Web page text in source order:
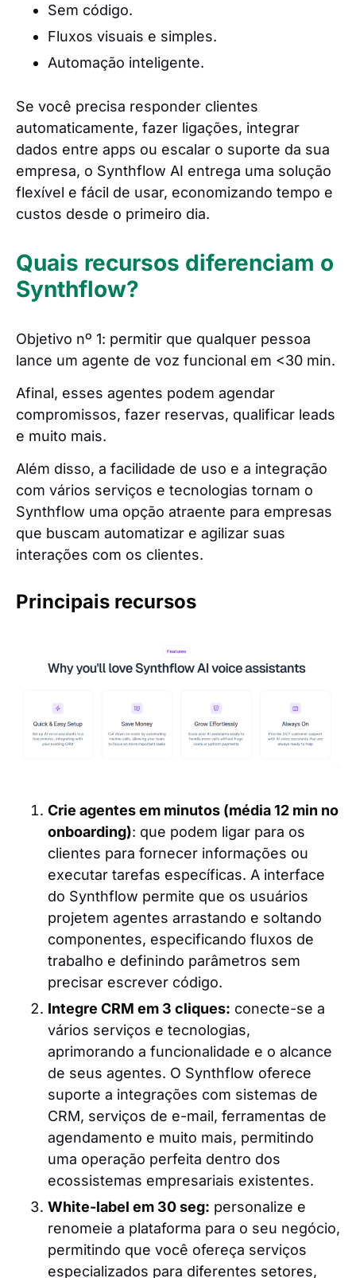
Sem código.
Fluxos visuais e simples.
Automação inteligente.
Se você precisa responder clientes
automaticamente, fazer ligações, integrar
dados entre apps ou escalar o suporte da sua
empresa, o Synthflow AI entrega uma solução
flexível e fácil de usar, economizando tempo e
custos desde o primeiro dia.
Quais recursos diferenciam o
Synthflow?
Objetivo nº 1: permitir que qualquer pessoa
lance um agente de voz funcional em <30 min.
Afinal, esses agentes podem agendar
compromissos, fazer reservas, qualificar leads
e muito mais.
Além disso, a facilidade de uso e a integração
com vários serviços e tecnologias tornam o
Synthflow uma opção atraente para empresas
que buscam automatizar e agilizar suas
interações com os clientes.
Principais recursos
Crie agentes em minutos (média 12 min no
onboarding): que podem ligar para os
clientes para fornecer informações ou
executar tarefas específicas. A interface
do Synthflow permite que os usuários
projetem agentes arrastando e soltando
componentes, especificando fluxos de
trabalho e definindo parâmetros sem
precisar escrever código.
Integre CRM em 3 cliques: conecte-se a
vários serviços e tecnologias,
aprimorando a funcionalidade e o alcance
de seus agentes. O Synthflow oferece
suporte a integrações com sistemas de
CRM, serviços de e-mail, ferramentas de
agendamento e muito mais, permitindo
uma operação perfeita dentro dos
ecossistemas empresariais existentes.
White-label em 30 seg: personalize e
renomeie a plataforma para o seu negócio,
permitindo que você ofereça serviços
especializados para diferentes setores,